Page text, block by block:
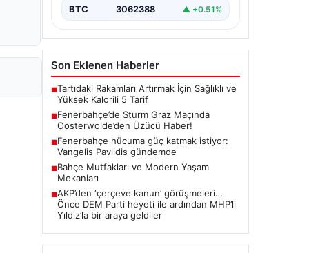
BTC 3062388 ▲ +0.51%
Son Eklenen Haberler
■Tartıdaki Rakamları Artırmak İçin Sağlıklı ve
Yüksek Kalorili 5 Tarif
■Fenerbahçe’de Sturm Graz Maçında
Oosterwolde’den Üzücü Haber!
■Fenerbahçe hücuma güç katmak istiyor:
Vangelis Pavlidis gündemde
■Bahçe Mutfakları ve Modern Yaşam
Mekanları
■AKP’den ‘çerçeve kanun’ görüşmeleri…
Önce DEM Parti heyeti ile ardından MHP’li
Yıldız’la bir araya geldiler